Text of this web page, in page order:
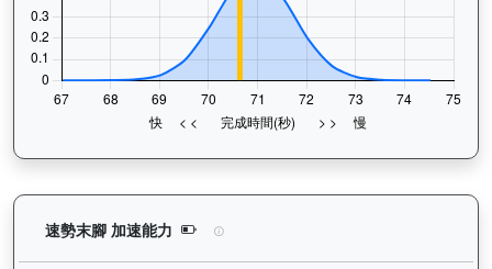
速勢末腳 加速能力 炯炯有神（H341）— 速勢末腳加速能